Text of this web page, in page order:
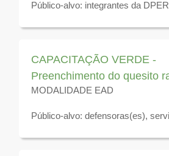
Público-alvo: integrantes da
Disponível para visualização até
CAPACITAÇÃO VERDE -
Preenchimento do quesito
MODALIDADE EAD
Público-alvo: defensoras(es),
Pública do Estado do Rio de